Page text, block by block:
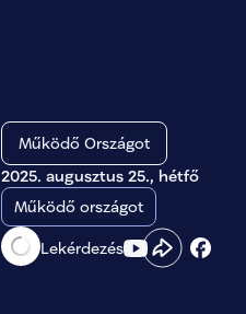
Működő Országot
2025. augusztus 25., hétfő
Működő országot
Lekérdezés